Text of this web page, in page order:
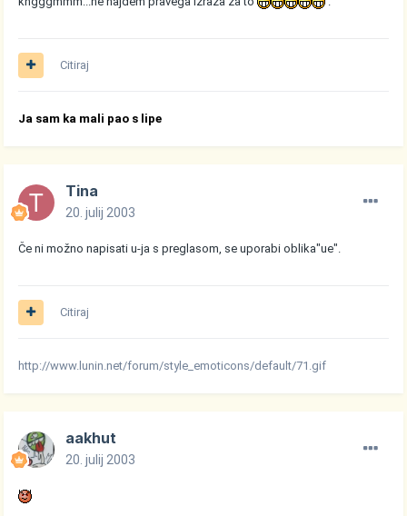
Citiraj
Ja sam ka mali pao s lipe
Tina
20. julij 2003
Če ni možno napisati u-ja s preglasom, se uporabi oblika"ue".
Citiraj
http://www.lunin.net/forum/style_emoticons/default/71.gif
aakhut
20. julij 2003